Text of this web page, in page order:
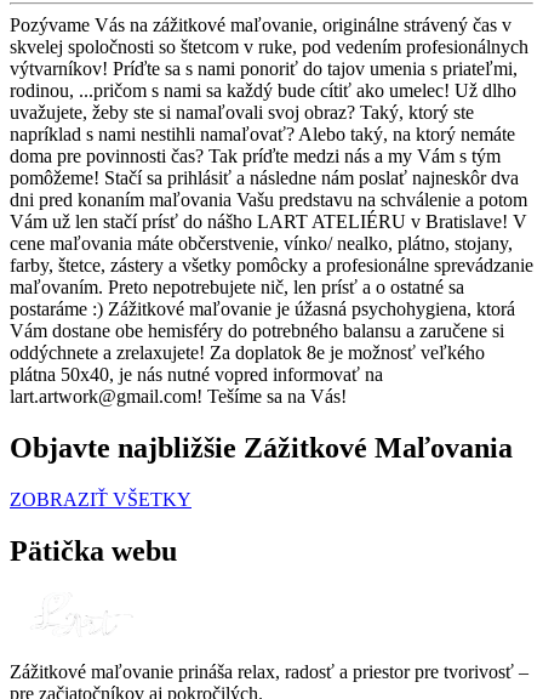
Pozývame Vás na zážitkové maľovanie, originálne strávený čas v
skvelej spoločnosti so štetcom v ruke, pod vedením profesionálnych
výtvarníkov! Príďte sa s nami ponoriť do tajov umenia s priateľmi,
rodinou, ...pričom s nami sa každý bude cítiť ako umelec! Už dlho
uvažujete, žeby ste si namaľovali svoj obraz? Taký, ktorý ste
napríklad s nami nestihli namaľovať? Alebo taký, na ktorý nemáte
doma pre povinnosti čas? Tak príďte medzi nás a my Vám s tým
pomôžeme! Stačí sa prihlásiť a následne nám poslať najneskôr dva
dni pred konaním maľovania Vašu predstavu na schválenie a potom
Vám už len stačí prísť do nášho LART ATELIÉRU v Bratislave! V
cene maľovania máte občerstvenie, vínko/ nealko, plátno, stojany,
farby, štetce, zástery a všetky pomôcky a profesionálne sprevádzanie
maľovaním. Preto nepotrebujete nič, len prísť a o ostatné sa
postaráme :) Zážitkové maľovanie je úžasná psychohygiena, ktorá
Vám dostane obe hemisféry do potrebného balansu a zaručene si
oddýchnete a zrelaxujete! Za doplatok 8e je možnosť veľkého
plátna 50x40, je nás nutné vopred informovať na
lart.artwork@gmail.com! Tešíme sa na Vás!
Objavte najbližšie Zážitkové Maľovania
ZOBRAZIŤ VŠETKY
Pätička webu
Zážitkové maľovanie prináša relax, radosť a priestor pre tvorivosť –
pre začiatočníkov aj pokročilých.